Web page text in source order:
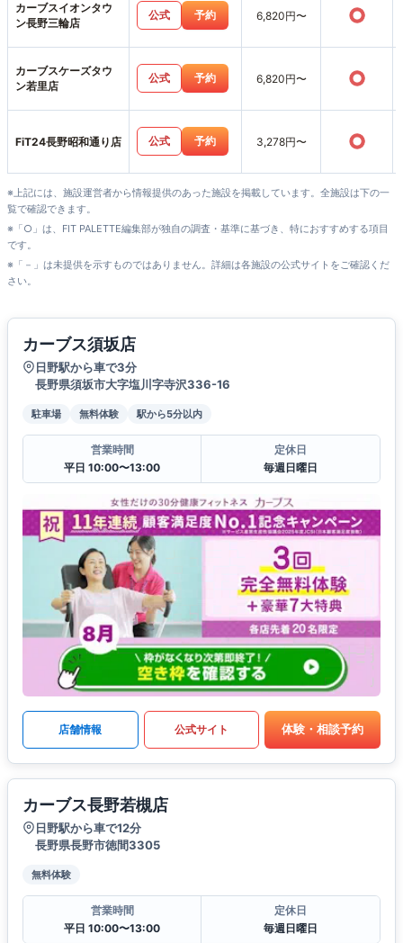
カーブスイオンタウ
ン長野三輪店
公式 予約 6,820円〜 ○
カーブスケーズタウ
ン若里店
公式 予約 6,820円〜 ○
FiT24長野昭和通り店 公式 予約 3,278円〜 ○
※上記には、施設運営者から情報提供のあった施設を掲載しています。全施設は下の一
覧で確認できます。
※「○」は、FIT PALETTE編集部が独自の調査・基準に基づき、特におすすめする項目
です。
※「－」は未提供を示すものではありません。詳細は各施設の公式サイトをご確認くだ
さい。
カーブス須坂店
日野駅から車で3分
長野県須坂市大字塩川字寺沢336-16
駐車場 無料体験 駅から5分以内
営業時間
平日 10:00〜13:00
定休日
毎週日曜日
店舗情報 公式サイト 体験・相談予約
カーブス長野若槻店
日野駅から車で12分
長野県長野市徳間3305
無料体験
営業時間
平日 10:00〜13:00
定休日
毎週日曜日